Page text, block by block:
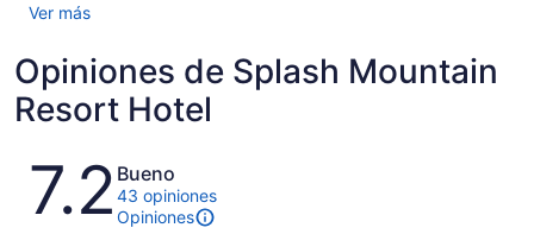
Ver más
Opiniones de Splash Mountain
Resort Hotel
Opiniones
7.2 Bueno
43 opiniones
Opiniones